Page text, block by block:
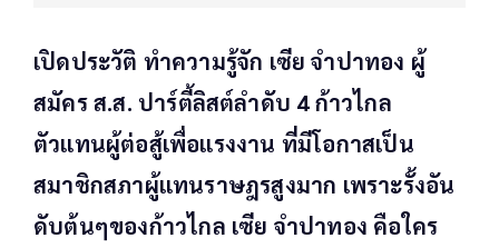
เปิดประวัติ ทำความรู้จัก เซีย จำปาทอง ผู้
สมัคร ส.ส. ปาร์ตี้ลิสต์ลำดับ 4 ก้าวไกล
ตัวแทนผู้ต่อสู้เพื่อแรงงาน ที่มีโอกาสเป็น
สมาชิกสภาผู้แทนราษฎรสูงมาก เพราะรั้งอัน
ดับต้นๆของก้าวไกล เซีย จำปาทอง คือใคร